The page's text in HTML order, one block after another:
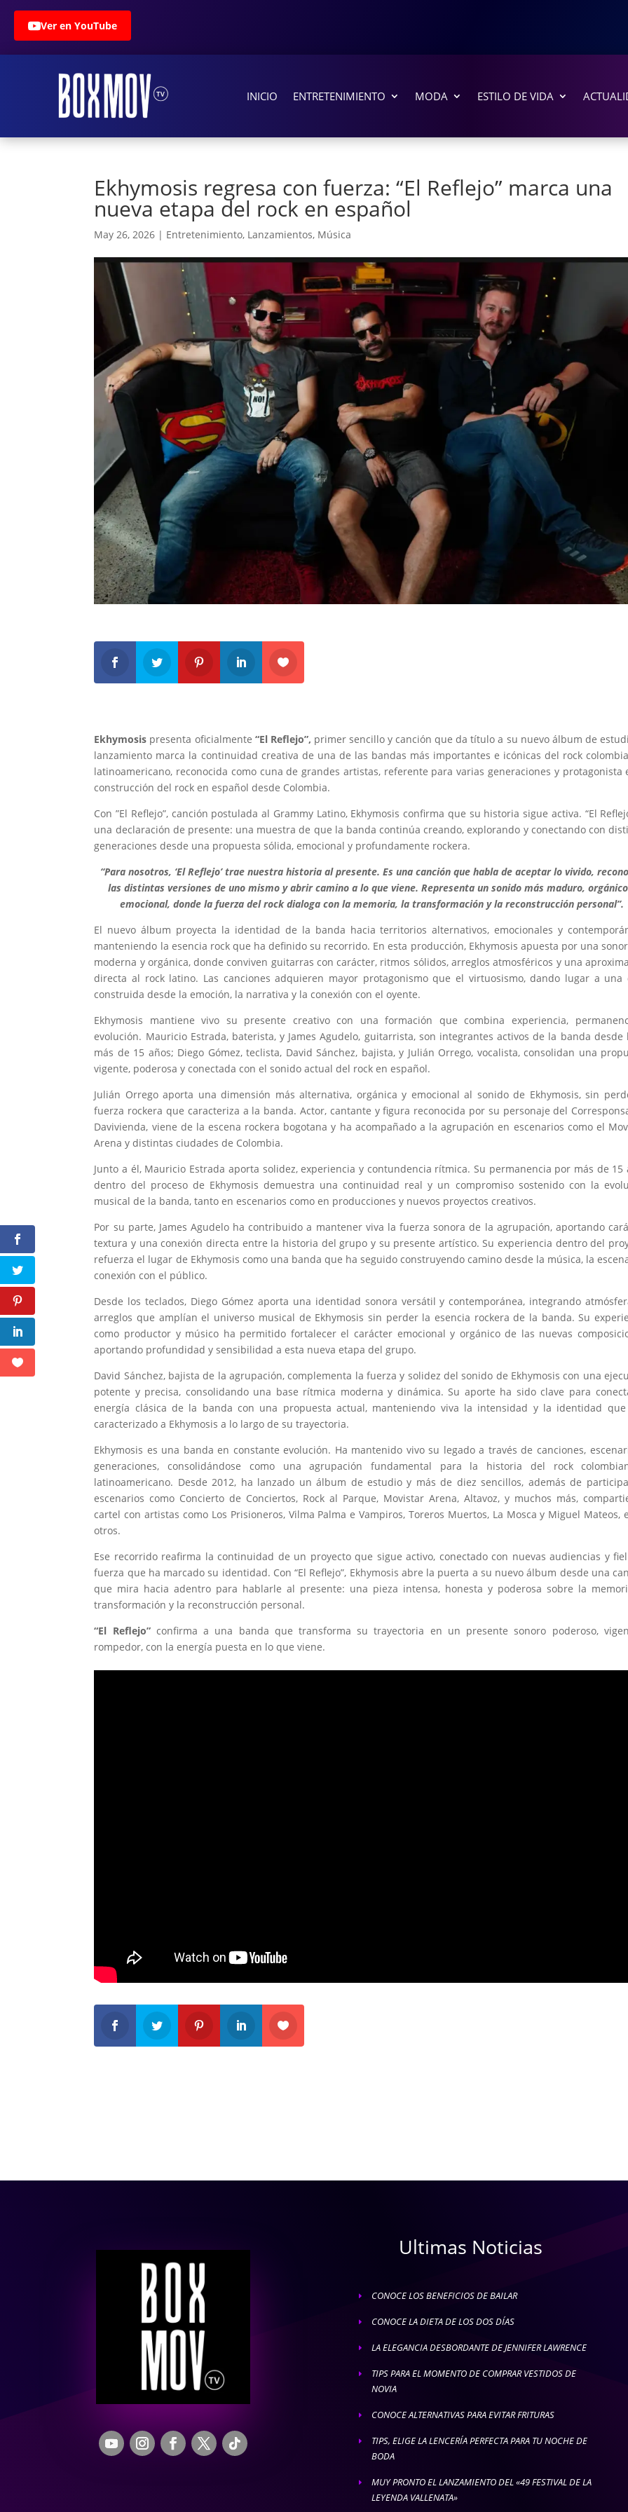
Ver en YouTube
INICIO ENTRETENIMIENTO MODA ESTILO DE VIDA
Ekhymosis regresa con fuerza: “El Reflejo” marca una
nueva etapa del rock en español
May 26, 2026 | Entretenimiento, Lanzamientos, Música
Ekhymosis presenta oficialmente “El Reflejo”, primer sencillo y canción que da título a su nuevo álbum de
lanzamiento marca la continuidad creativa de una de las bandas más importantes e icónicas del rock
latinoamericano, reconocida como cuna de grandes artistas, referente para varias generaciones y protagonista
construcción del rock en español desde Colombia.
Con ”El Reflejo”, canción postulada al Grammy Latino, Ekhymosis confirma que su historia sigue activa. “El
una declaración de presente: una muestra de que la banda continúa creando, explorando y conectando con
generaciones desde una propuesta sólida, emocional y profundamente rockera.
“Para nosotros, ‘El Reflejo’ trae nuestra historia al presente. Es una canción que habla de aceptar lo vivido,
las distintas versiones de uno mismo y abrir camino a lo que viene. Representa un sonido más maduro,
emocional, donde la fuerza del rock dialoga con la memoria, la transformación y la reconstrucción personal”.
El nuevo álbum proyecta la identidad de la banda hacia territorios alternativos, emocionales y
manteniendo la esencia rock que ha definido su recorrido. En esta producción, Ekhymosis apuesta por una
moderna y orgánica, donde conviven guitarras con carácter, ritmos sólidos, arreglos atmosféricos y una
directa al rock latino. Las canciones adquieren mayor protagonismo que el virtuosismo, dando lugar a una
construida desde la emoción, la narrativa y la conexión con el oyente.
Ekhymosis mantiene vivo su presente creativo con una formación que combina experiencia,
evolución. Mauricio Estrada, baterista, y James Agudelo, guitarrista, son integrantes activos de la banda desde
más de 15 años; Diego Gómez, teclista, David Sánchez, bajista, y Julián Orrego, vocalista, consolidan una
vigente, poderosa y conectada con el sonido actual del rock en español.
Julián Orrego aporta una dimensión más alternativa, orgánica y emocional al sonido de Ekhymosis, sin
fuerza rockera que caracteriza a la banda. Actor, cantante y figura reconocida por su personaje del
Davivienda, viene de la escena rockera bogotana y ha acompañado a la agrupación en escenarios como el
Arena y distintas ciudades de Colombia.
Junto a él, Mauricio Estrada aporta solidez, experiencia y contundencia rítmica. Su permanencia por más de 15
dentro del proceso de Ekhymosis demuestra una continuidad real y un compromiso sostenido con la
musical de la banda, tanto en escenarios como en producciones y nuevos proyectos creativos.
Por su parte, James Agudelo ha contribuido a mantener viva la fuerza sonora de la agrupación, aportando
textura y una conexión directa entre la historia del grupo y su presente artístico. Su experiencia dentro del
refuerza el lugar de Ekhymosis como una banda que ha seguido construyendo camino desde la música, la
conexión con el público.
Desde los teclados, Diego Gómez aporta una identidad sonora versátil y contemporánea, integrando
arreglos que amplían el universo musical de Ekhymosis sin perder la esencia rockera de la banda. Su
como productor y músico ha permitido fortalecer el carácter emocional y orgánico de las nuevas
aportando profundidad y sensibilidad a esta nueva etapa del grupo.
David Sánchez, bajista de la agrupación, complementa la fuerza y solidez del sonido de Ekhymosis con una
potente y precisa, consolidando una base rítmica moderna y dinámica. Su aporte ha sido clave para
energía clásica de la banda con una propuesta actual, manteniendo viva la intensidad y la identidad
caracterizado a Ekhymosis a lo largo de su trayectoria.
Ekhymosis es una banda en constante evolución. Ha mantenido vivo su legado a través de canciones,
generaciones, consolidándose como una agrupación fundamental para la historia del rock
latinoamericano. Desde 2012, ha lanzado un álbum de estudio y más de diez sencillos, además de
escenarios como Concierto de Conciertos, Rock al Parque, Movistar Arena, Altavoz, y muchos más,
cartel con artistas como Los Prisioneros, Vilma Palma e Vampiros, Toreros Muertos, La Mosca y Miguel Mateos,
otros.
Ese recorrido reafirma la continuidad de un proyecto que sigue activo, conectado con nuevas audiencias y
fuerza que ha marcado su identidad. Con “El Reflejo”, Ekhymosis abre la puerta a su nuevo álbum desde una
que mira hacia adentro para hablarle al presente: una pieza intensa, honesta y poderosa sobre la
transformación y la reconstrucción personal.
“El Reflejo”confirma a una banda que transforma su trayectoria en un presente sonoro poderoso,
rompedor, con la energía puesta en lo que viene.
Ultimas Noticias
E CONOCE LOS BENEFICIOS DE BAILAR
E CONOCE LA DIETA DE LOS DOS DÍAS
E LA ELEGANCIA DESBORDANTE DE JENNIFER LAWRENCE
E
TIPS PARA EL MOMENTO DE COMPRAR VESTIDOS DE
NOVIA
E CONOCE ALTERNATIVAS PARA EVITAR FRITURAS
E
TIPS, ELIGE LA LENCERÍA PERFECTA PARA TU NOCHE DE
BODA
E
MUY PRONTO EL LANZAMIENTO DEL «49 FESTIVAL DE LA
LEYENDA VALLENATA»